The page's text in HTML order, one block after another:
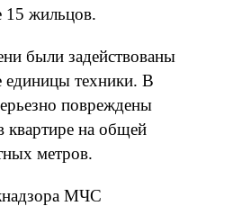
15 жильцов.
были задействованы
единицы техники. В
повреждены
квартире на общей
метров.
МЧС